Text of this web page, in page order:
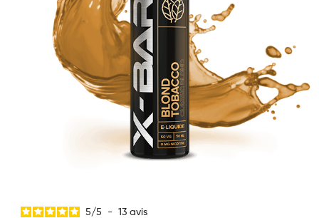
DEVENIR REVENDEUR
MON COMPTE
5/5 - 13 avis